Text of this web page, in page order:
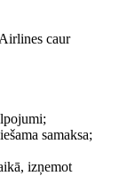
caur
samaksa;
izņemot